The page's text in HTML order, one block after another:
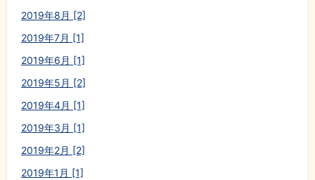
2019年8月 [2]
2019年7月 [1]
2019年6月 [1]
2019年5月 [2]
2019年4月 [1]
2019年3月 [1]
2019年2月 [2]
2019年1月 [1]